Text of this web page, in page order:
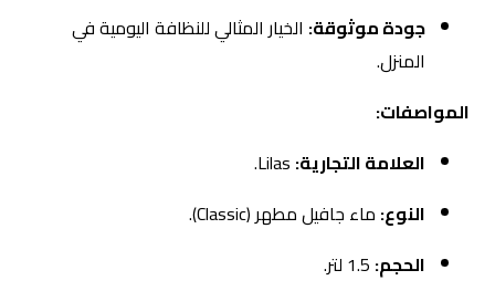
جودة موثوقة:الخيار المثالي للنظافة اليومية في
المنزل.
المواصفات:
العلامة التجارية:Lilas.
النوع:ماء جافيل مطهر (Classic).
الحجم:1.5 لتر.